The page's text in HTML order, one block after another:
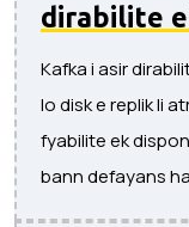
dirabilite
Kafka i asir
lo disk e replik li
fyabilite ek
bann defayans